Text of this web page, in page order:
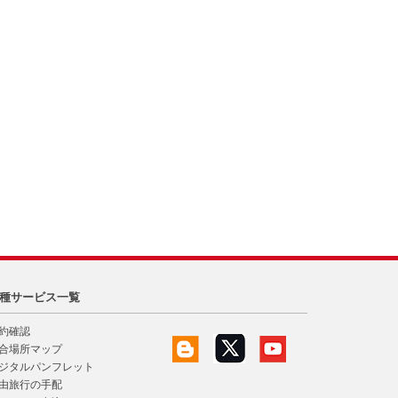
サービス一覧
確認
場所マップ
タルパンフレット
旅行の手配